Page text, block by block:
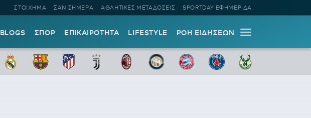
ΣΤΟΙΧΗΜΑ ΣΑΝ ΣΗΜΕΡΑ ΑΘΛΗΤΙΚΕΣ ΜΕΤΑΔΟΣΕΙΣ SPORTDAY ΕΦΗΜΕΡΙΔΑ
BLOGS ΣΠΟΡ ΕΠΙΚΑΙΡΟΤΗΤΑ LIFESTYLE ΡΟΗ ΕΙΔΗΣΕΩΝ